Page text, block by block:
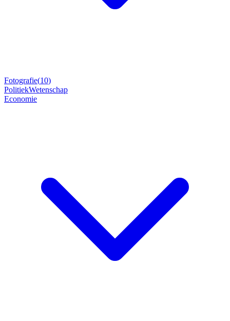
Fotografie(10)
PolitiekWetenschap
Economie